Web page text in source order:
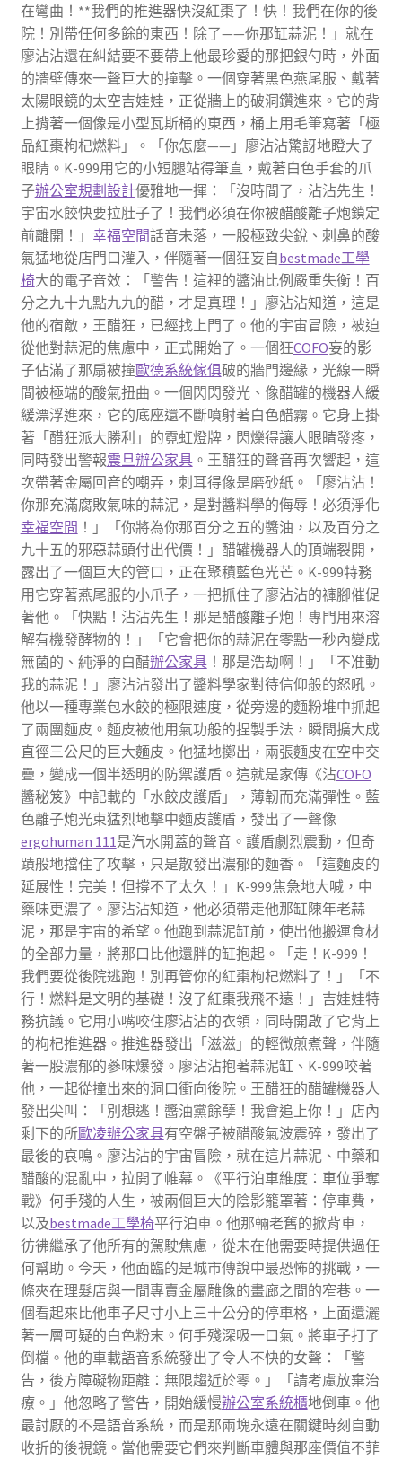
在彎曲！**我們的推進器快沒紅棗了！快！我們在你的後
院！別帶任何多餘的東西！除了——你那缸蒜泥！」就在
廖沾沾還在糾結要不要帶上他最珍愛的那把銀勺時，外面
的牆壁傳來一聲巨大的撞擊。一個穿著黑色燕尾服、戴著
太陽眼鏡的太空吉娃娃，正從牆上的破洞鑽進來。它的背
上揹著一個像是小型瓦斯桶的東西，桶上用毛筆寫著「極
品紅棗枸杞燃料」。「你怎麼——」廖沾沾驚訝地瞪大了
眼睛。K-999用它的小短腿站得筆直，戴著白色手套的爪
子辦公室規劃設計優雅地一揮：「沒時間了，沾沾先生！
宇宙水餃快要拉肚子了！我們必須在你被醋酸離子炮鎖定
前離開！」 幸福空間話音未落，一股極致尖銳、刺鼻的酸
氣猛地從店門口灌入，伴隨著一個狂妄自bestmade工學
椅大的電子音效：「警告！這裡的醬油比例嚴重失衡！百
分之九十九點九九的醋，才是真理！」廖沾沾知道，這是
他的宿敵，王醋狂，已經找上門了。他的宇宙冒險，被迫
從他對蒜泥的焦慮中，正式開始了。一個狂COFO妄的影
子佔滿了那扇被撞歐德系統傢俱破的牆門邊緣，光線一瞬
間被極端的酸氣扭曲。一個閃閃發光、像醋罐的機器人緩
緩漂浮進來，它的底座還不斷噴射著白色醋霧。它身上掛
著「醋狂派大勝利」的霓虹燈牌，閃爍得讓人眼睛發疼，
同時發出警報震旦辦公家具。王醋狂的聲音再次響起，這
次帶著金屬回音的嘲弄，刺耳得像是磨砂紙。「廖沾沾！
你那充滿腐敗氣味的蒜泥，是對醬料學的侮辱！必須淨化
幸福空間 ！」「你將為你那百分之五的醬油，以及百分之
九十五的邪惡蒜頭付出代價！」醋罐機器人的頂端裂開，
露出了一個巨大的管口，正在聚積藍色光芒。K-999特務
用它穿著燕尾服的小爪子，一把抓住了廖沾沾的褲腳催促
著他。「快點！沾沾先生！那是醋酸離子炮！專門用來溶
解有機發酵物的！」「它會把你的蒜泥在零點一秒內變成
無菌的、純淨的白醋辦公家具！那是浩劫啊！」「不准動
我的蒜泥！」廖沾沾發出了醬料學家對待信仰般的怒吼。
他以一種專業包水餃的極限速度，從旁邊的麵粉堆中抓起
了兩團麵皮。麵皮被他用氣功般的捏製手法，瞬間擴大成
直徑三公尺的巨大麵皮。他猛地擲出，兩張麵皮在空中交
疊，變成一個半透明的防禦護盾。這就是家傳《沾COFO
醬秘笈》中記載的「水餃皮護盾」，薄韌而充滿彈性。藍
色離子炮光束猛烈地擊中麵皮護盾，發出了一聲像
ergohuman 111是汽水開蓋的聲音。護盾劇烈震動，但奇
蹟般地擋住了攻擊，只是散發出濃郁的麵香。「這麵皮的
延展性！完美！但撐不了太久！」K-999焦急地大喊，中
藥味更濃了。廖沾沾知道，他必須帶走他那缸陳年老蒜
泥，那是宇宙的希望。他跑到蒜泥缸前，使出他搬運食材
的全部力量，將那口比他還胖的缸抱起。「走！K-999！
我們要從後院逃跑！別再管你的紅棗枸杞燃料了！」「不
行！燃料是文明的基礎！沒了紅棗我飛不遠！」吉娃娃特
務抗議。它用小嘴咬住廖沾沾的衣領，同時開啟了它背上
的枸杞推進器。推進器發出「滋滋」的輕微煎煮聲，伴隨
著一股濃郁的蔘味爆發。廖沾沾抱著蒜泥缸、K-999咬著
他，一起從撞出來的洞口衝向後院。王醋狂的醋罐機器人
發出尖叫：「別想逃！醬油黨餘孽！我會追上你！」店內
剩下的所歐凌辦公家具有空盤子被醋酸氣波震碎，發出了
最後的哀鳴。廖沾沾的宇宙冒險，就在這片蒜泥、中藥和
醋酸的混亂中，拉開了帷幕。《平行泊車維度：車位爭奪
戰》何手殘的人生，被兩個巨大的陰影籠罩著：停車費，
以及bestmade工學椅平行泊車。他那輛老舊的掀背車，
彷彿繼承了他所有的駕駛焦慮，從未在他需要時提供過任
何幫助。今天，他面臨的是城市傳說中最恐怖的挑戰，一
條夾在理髮店與一間專賣金屬雕像的畫廊之間的窄巷。一
個看起來比他車子尺寸小上三十公分的停車格，上面還灑
著一層可疑的白色粉末。何手殘深吸一口氣。將車子打了
倒檔。他的車載語音系統發出了令人不快的女聲：「警
告，後方障礙物距離：無限趨近於零。」「請考慮放棄治
療。」他忽略了警告，開始緩慢辦公室系統櫃地倒車。他
最討厭的不是語音系統，而是那兩塊永遠在關鍵時刻自動
收折的後視鏡。當他需要它們來判斷車體與那座價值不菲